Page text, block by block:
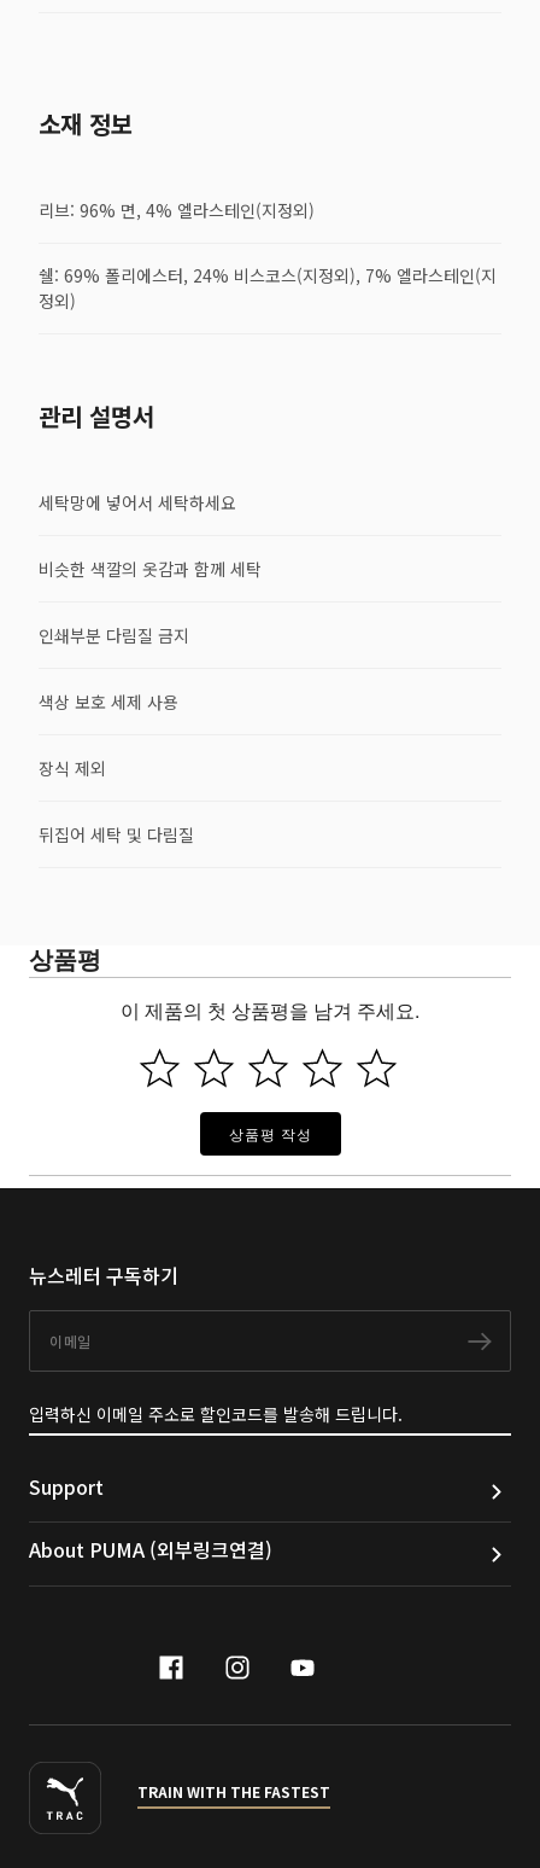
소재 정보
리브: 96% 면, 4% 엘라스테인(지정외)
쉘: 69% 폴리에스터, 24% 비스코스(지정외), 7% 엘라스테인(지
정외)
관리 설명서
세탁망에 넣어서 세탁하세요
비슷한 색깔의 옷감과 함께 세탁
인쇄부분 다림질 금지
색상 보호 세제 사용
장식 제외
뒤집어 세탁 및 다림질
상품평
이 제품의 첫 상품평을 남겨 주세요.
상품평 작성
뉴스레터 구독하기
구독
입력하신 이메일 주소로 할인코드를 발송해 드립니다.
Support
About PUMA (외부링크연결)
facebook
instagram
youtube
TRAIN WITH THE FASTEST